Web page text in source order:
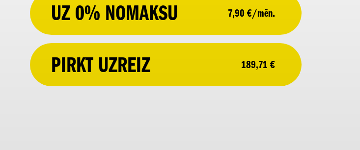
UZ 0% NOMAKSU 7,90 €/mēn.
PIRKT UZREIZ 189,71 €